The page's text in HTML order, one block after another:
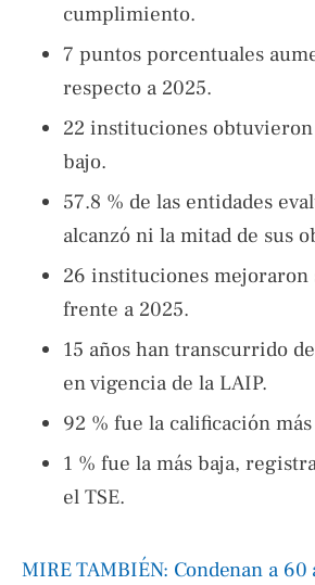
cumplimiento.
7 puntos porcentuales
respecto a 2025.
22 instituciones
bajo.
57.8 % de las entidades
alcanzó ni la mitad de sus
26 instituciones mejoraron
frente a 2025.
15 años han transcurrido
en vigencia de la LAIP.
92 % fue la calificación
1 % fue la más baja,
el TSE.
MIRE TAMBIÉN: Condenan a 60